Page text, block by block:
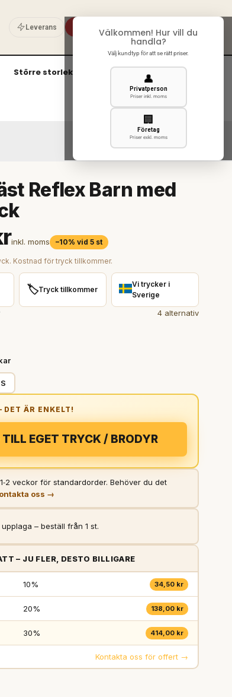
Leverans Välkommen! Hur vill du
handla?
Välj kundtyp för att se rätt priser.
👤
Privatperson
Priser inkl. moms
🏢
Företag
Priser exkl. moms
0
Större storlekar (3XL och uppåt)
Reflex Barn med
inkl. moms –10% vid 5 st
Kostnad för tryck tillkommer.
🏷️Tryck tillkommer
Vi trycker i
Sverige
4 alternativ
S
EGET TRYCK / BRODYR
veckor för standardorder. Behöver du det
oss →
– beställ från 1 st.
– JU FLER, DESTO BILLIGARE
10% 34,50 kr
20% 138,00 kr
30% 414,00 kr
Kontakta oss för offert →